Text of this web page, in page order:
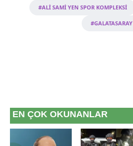
#ALİ SAMİ YEN SPOR KOMPLEKSİ
#GALATASARAY
EN ÇOK OKUNANLAR